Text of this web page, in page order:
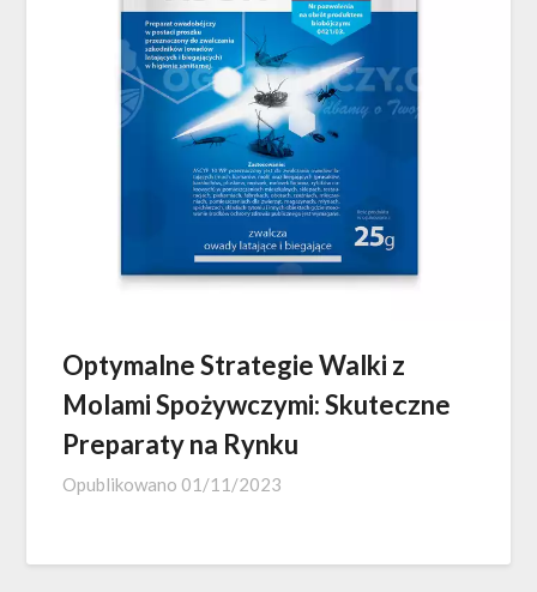
Optymalne Strategie Walki z
Molami Spożywczymi: Skuteczne
Preparaty na Rynku
Opublikowano 01/11/2023